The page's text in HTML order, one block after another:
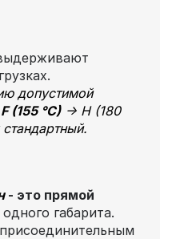
допустимой
F (155 °C)→ H (180
- это прямой
габарита.